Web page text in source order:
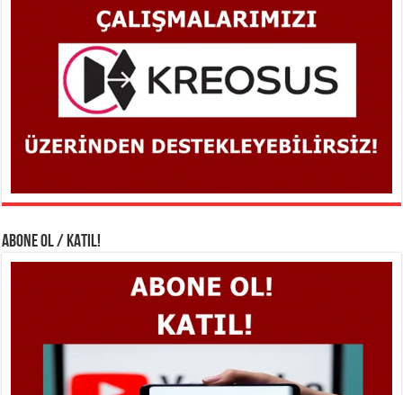
ABONE OL / KATIL!